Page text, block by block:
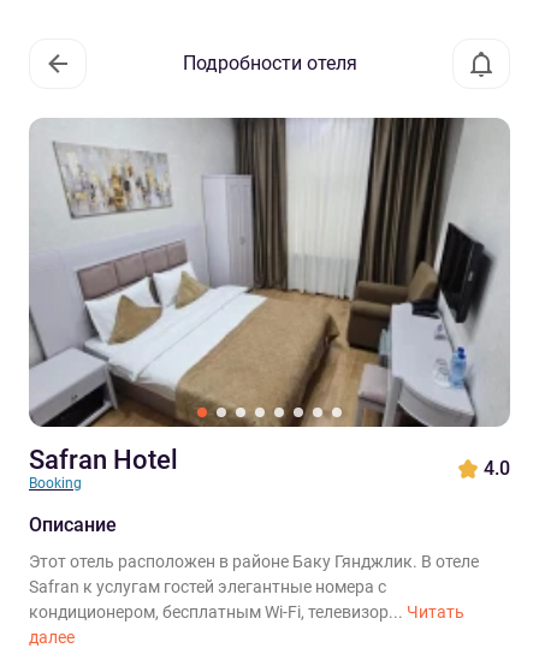
Подробности отеля
Safran Hotel
Booking
4.0
Описание
Этот отель расположен в районе Баку Гянджлик. В отеле
Safran к услугам гостей элегантные номера с
кондиционером, бесплатным Wi-Fi, телевизор... Читать
далее